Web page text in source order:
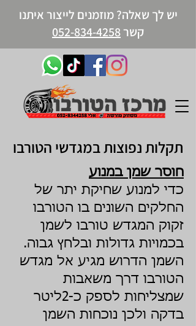
יש לך שאלה? מוזמנים לייצור איתנו
קשר052-834-4258
תקלות נפוצות במגדשי הטורבו
חוסר שמן במנוע
כדי למנוע שחיקת יתר של
החלקים השונים בו הטורבו
זקוק המגדש טורבו לשמן
בכמויות גדולות ובלחץ גבוה.
השמן הדרוש מגיע אל מגדש
הטורבו דרך משאבות
שמצליחות לספק כ-2ליטר
בדקה ולכן נוכחות השמן